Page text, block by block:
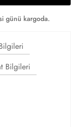
günü kargoda.
Bilgileri